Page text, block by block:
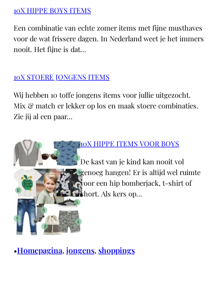
10X HIPPE BOYS ITEMS
Een combinatie van echte zomer items met fijne musthaves
voor de wat frissere dagen. In Nederland weet je het immers
nooit. Het fijne is dat…
10X STOERE JONGENS ITEMS
Wij hebben 10 toffe jongens items voor jullie uitgezocht.
Mix & match er lekker op los en maak stoere combinaties.
Zie jij al een paar…
10X HIPPE ITEMS VOOR BOYS
De kast van je kind kan nooit vol
genoeg hangen! Er is altijd wel ruimte
voor een hip bomberjack, t-shirt of
short. Als kers op…
•Homepagina, jongens, shoppings